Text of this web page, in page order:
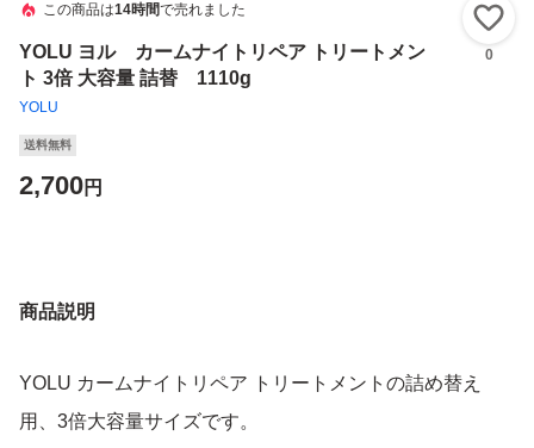
この商品は14時間で売れました
YOLU ヨル カームナイトリペア トリートメン
ト 3倍 大容量 詰替 1110g
YOLU
0
送料無料
2,700円
商品説明
YOLU カームナイトリペア トリートメントの詰め替え
用、3倍大容量サイズです。